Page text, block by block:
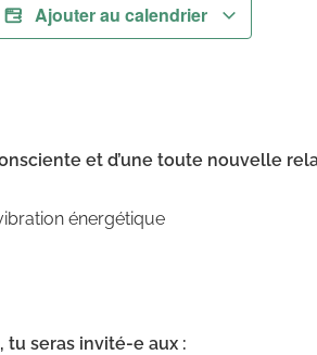
Ajouter au calendrier
et d’une toute nouvelle
énergétique
tu seras invité-e aux :